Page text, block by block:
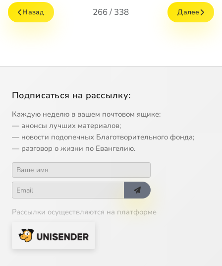
Назад 266 / 338 Далее
Подписаться на рассылку:
Каждую неделю в вашем почтовом ящике:
— анонсы лучших материалов;
— новости подопечных Благотворительного фонда;
— разговор о жизни по Евангелию.
Рассылки осуществляются на платформе